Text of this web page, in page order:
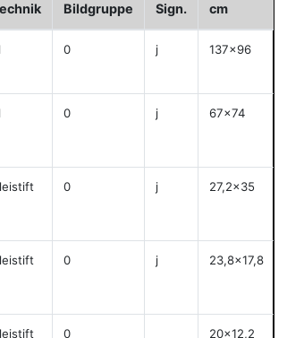
Bildgruppe Sign. cm
0 j
137x96
0 j
67x74
0 j
27,2x35
0 j
23,8x17,8
0
20x12,2